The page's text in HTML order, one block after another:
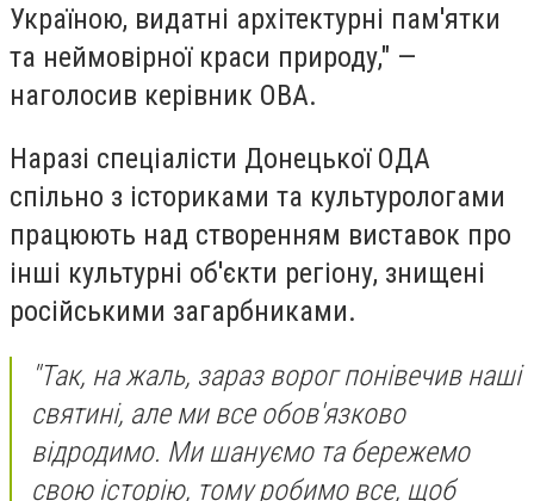
Україною, видатні архітектурні пам'ятки
та неймовірної краси природу," —
наголосив керівник ОВА.
Наразі спеціалісти Донецької ОДА
спільно з істориками та культурологами
працюють над створенням виставок про
інші культурні об'єкти регіону, знищені
російськими загарбниками.
"Так, на жаль, зараз ворог понівечив наші
святині, але ми все обов'язково
відродимо. Ми шануємо та бережемо
свою історію, тому робимо все, щоб